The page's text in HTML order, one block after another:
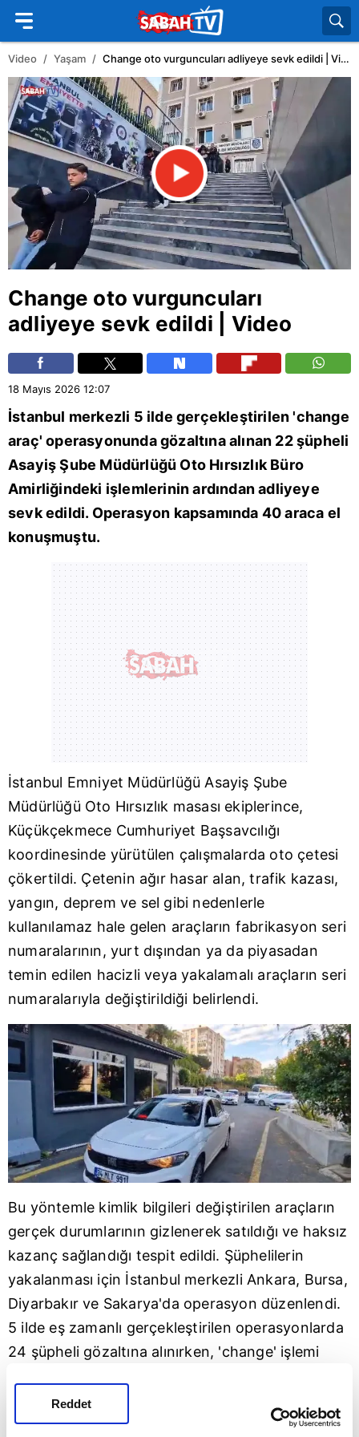
Reddet
Video Yaşam Change oto vurguncuları adliyeye sevk edildi | Video
Change oto vurguncuları
adliyeye sevk edildi | Video
18 Mayıs 2026 12:07
İstanbul merkezli 5 ilde gerçekleştirilen 'change
araç' operasyonunda gözaltına alınan 22 şüpheli
Asayiş Şube Müdürlüğü Oto Hırsızlık Büro
Amirliğindeki işlemlerinin ardından adliyeye
sevk edildi. Operasyon kapsamında 40 araca el
konuşmuştu.
İstanbul Emniyet Müdürlüğü Asayiş Şube
Müdürlüğü Oto Hırsızlık masası ekiplerince,
Küçükçekmece Cumhuriyet Başsavcılığı
koordinesinde yürütülen çalışmalarda oto çetesi
çökertildi. Çetenin ağır hasar alan, trafik kazası,
yangın, deprem ve sel gibi nedenlerle
kullanılamaz hale gelen araçların fabrikasyon seri
numaralarının, yurt dışından ya da piyasadan
temin edilen hacizli veya yakalamalı araçların seri
numaralarıyla değiştirildiği belirlendi.
Bu yöntemle kimlik bilgileri değiştirilen araçların
gerçek durumlarının gizlenerek satıldığı ve haksız
kazanç sağlandığı tespit edildi. Şüphelilerin
yakalanması için İstanbul merkezli Ankara, Bursa,
Diyarbakır ve Sakarya'da operasyon düzenlendi.
5 ilde eş zamanlı gerçekleştirilen operasyonlarda
24 şüpheli gözaltına alınırken, 'change' işlemi